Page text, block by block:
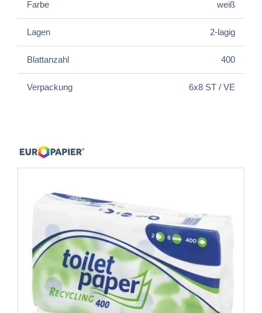
Farbe weiß
Lagen 2-lagig
Blattanzahl 400
Verpackung 6x8 ST / VE